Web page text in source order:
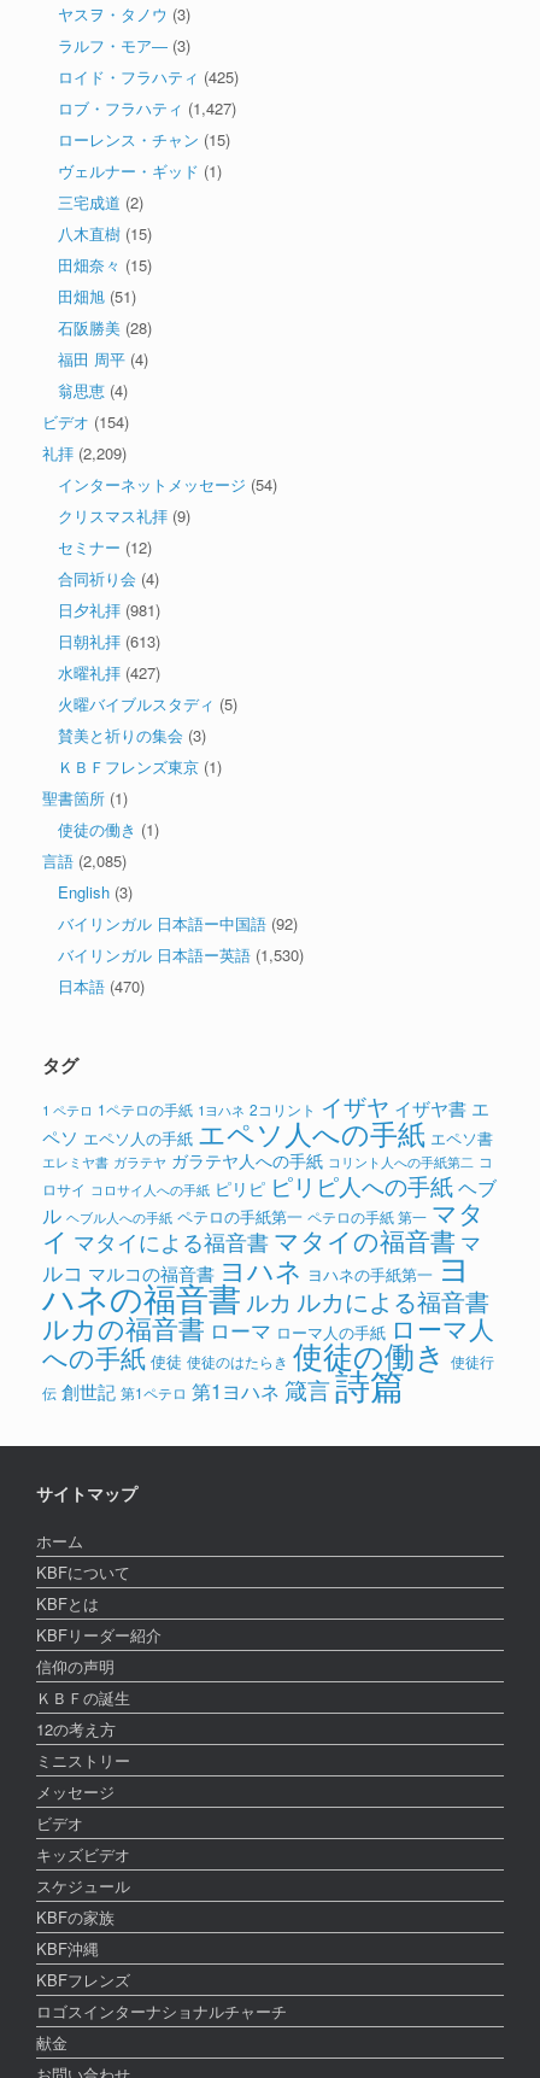
ヤスヲ・タノウ (3)
ラルフ・モア― (3)
ロイド・フラハティ (425)
ロブ・フラハティ (1,427)
ローレンス・チャン (15)
ヴェルナー・ギッド (1)
三宅成道 (2)
八木直樹 (15)
田畑奈々 (15)
田畑旭 (51)
石阪勝美 (28)
福田 周平 (4)
翁思恵 (4)
ビデオ (154)
礼拝 (2,209)
インターネットメッセージ (54)
クリスマス礼拝 (9)
セミナー (12)
合同祈り会 (4)
日夕礼拝 (981)
日朝礼拝 (613)
水曜礼拝 (427)
火曜バイブルスタディ (5)
賛美と祈りの集会 (3)
ＫＢＦフレンズ東京 (1)
聖書箇所 (1)
使徒の働き (1)
言語 (2,085)
English (3)
バイリンガル 日本語ー中国語 (92)
バイリンガル 日本語ー英語 (1,530)
日本語 (470)
タグ
1 ペテロ 1ペテロの手紙 1ヨハネ 2コリント イザヤ イザヤ書 エ
ペソ エペソ人の手紙 エペソ人への手紙 エペソ書
エレミヤ書 ガラテヤ ガラテヤ人への手紙 コリント人への手紙第二 コ
ロサイ コロサイ人への手紙 ピリピ ピリピ人への手紙ヘブ
ル ヘブル人への手紙 ペテロの手紙第一 ペテロの手紙 第一 マタ
イ マタイによる福音書 マタイの福音書 マ
ルコ マルコの福音書 ヨハネ ヨハネの手紙第一 ヨ
ハネの福音書 ルカ ルカによる福音書
ルカの福音書 ローマ ローマ人の手紙 ローマ人
への手紙 使徒 使徒のはたらき 使徒の働き 使徒行
伝 創世記 第1ペテロ 第1ヨハネ 箴言詩篇
サイトマップ
ホーム
KBFについて
KBFとは
KBFリーダー紹介
信仰の声明
ＫＢＦの誕生
12の考え方
ミニストリー
メッセージ
ビデオ
キッズビデオ
スケジュール
KBFの家族
KBF沖縄
KBFフレンズ
ロゴスインターナショナルチャーチ
献金
お問い合わせ